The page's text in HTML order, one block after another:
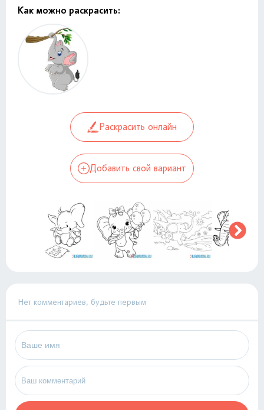
Как можно раскрасить:
Раскрасить онлайн
Добавить свой вариант
Нет комментариев, будьте первым